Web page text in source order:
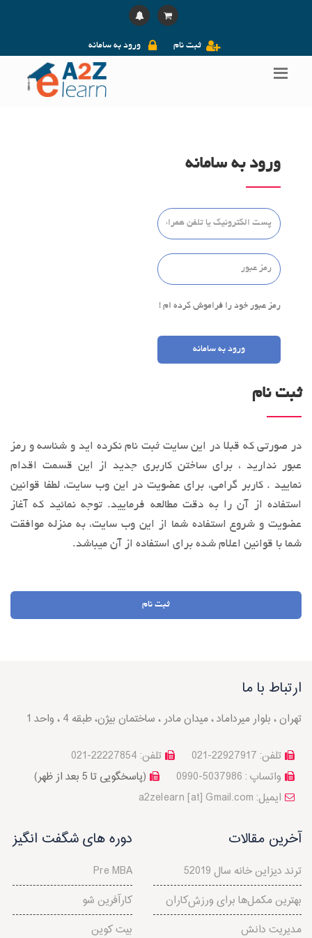
ورود به سامانه ثبت نام
ورود به سامانه
رمز عبور خود را فراموش کرده ام !
ورود به سامانه
ثبت نام
در صورتی که قبلا در این سایت ثبت نام نکرده اید و شناسه و رمز
عبور ندارید ، برای ساختن کاربری جدید از این قسمت اقدام
نمایید . کاربر گرامی، براي عضویت در این وب‌ سایت، لطفا قوانین
استفاده از آن را به‌ دقت مطالعه فرماييد. توجه نمائید كه آغاز
عضويت و شروع استفاده شما از این وب‌ سایت، به منزله موافقت
شما با قوانین اعلام ‌شده برای استفاده از آن میباشد.
ثبت نام
ارتباط با ما
تهران ، بلوار میرداماد ، میدان مادر ، ساختمان بیژن، طبقه 4 ، واحد 1
تلفن: 22227854-021
تلفن: 22927917-021
(پاسخگویی تا 5 بعد از ظهر)
واتساپ : 5037986-0990
a2zelearn [at] Gmail.com :ایمیل
آخرین مقالات
5ترند دیزاین خانه سال 2019
بهترین مکمل‌ها برای ورزش‌کاران
مدیریت دانش
دوره های شگفت انگیز
Pre MBA
کارآفرین شو
بیت کوین